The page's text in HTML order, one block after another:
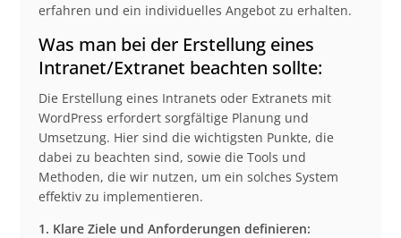
erfahren und ein individuelles Angebot zu erhalten.
Was man bei der Erstellung eines
Intranet/Extranet beachten sollte:
Die Erstellung eines Intranets oder Extranets mit
WordPress erfordert sorgfältige Planung und
Umsetzung. Hier sind die wichtigsten Punkte, die
dabei zu beachten sind, sowie die Tools und
Methoden, die wir nutzen, um ein solches System
effektiv zu implementieren.
1. Klare Ziele und Anforderungen definieren: